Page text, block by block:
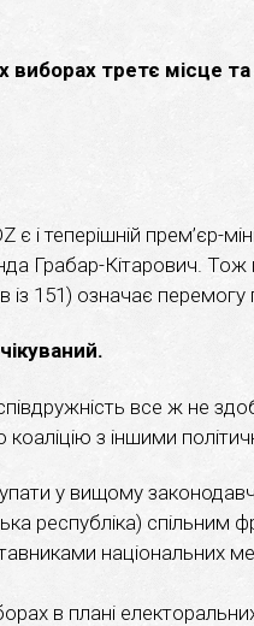
виборах третє місце
теперішній прем’єр-
Грабар-Кітарович. Тож
151) означає перемогу
все ж не
з іншими
у вищому
республіка) спільним
національних
в плані